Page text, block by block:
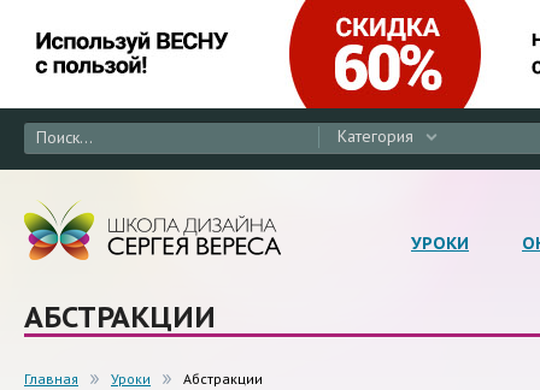
Категория
УРОКИ
АБСТРАКЦИИ
Главная Уроки Абстракции